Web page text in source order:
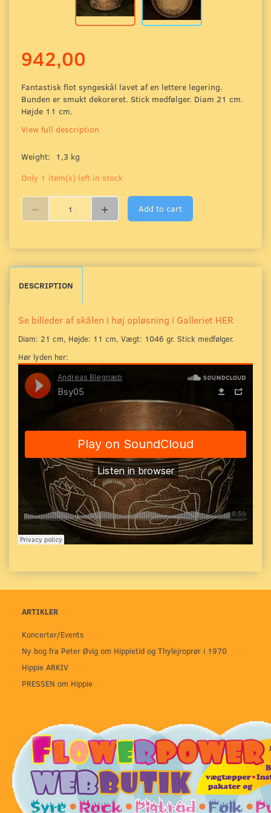
942,00
Fantastisk flot syngeskål lavet af en lettere legering.
Bunden er smukt dekoreret. Stick medfølger. Diam 21 cm.
Højde 11 cm.
View full description
Weight:
1,3 kg
Only 1 item(s) left in stock
Add to cart
DESCRIPTION
Se billeder af skålen i høj opløsning i Galleriet HER
Diam: 21 cm, Højde: 11 cm, Vægt: 1046 gr. Stick medfølger.
Hør lyden her:
ARTIKLER
Koncerter/Events
Ny bog fra Peter Øvig om Hippietid og Thylejroprør i 1970
Hippie ARKIV
PRESSEN om Hippie